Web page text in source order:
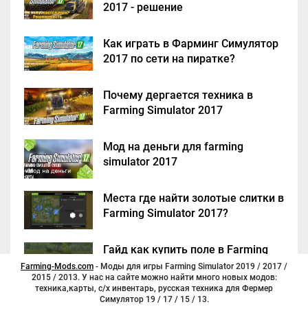
2017 - решение
Как играть в Фарминг Симулятор
2017 по сети на пиратке?
Почему дергается техника в
Farming Simulator 2017
Мод на деньги для farming
simulator 2017
Места где найти золотые слитки в
Farming Simulator 2017?
Гайд как купить поле в Farming
Simulator 2017
Farming-Mods.com
2015 / 2013. У нас на сайте можно найти много новых модов:
техника,карты, с/х инвентарь, русская техника для Фермер
Симулятор 19 / 17 / 15 / 13.